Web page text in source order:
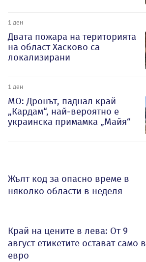
1 ден
Двата пожара на територията
на област Хасково са
локализирани
1 ден
МО: Дронът, паднал край
„Кардам“, най-вероятно е
украинска примамка „Майя“
Жълт код за опасно време в
няколко области в неделя
Край на цените в лева: От 9
август етикетите остават само в
евро